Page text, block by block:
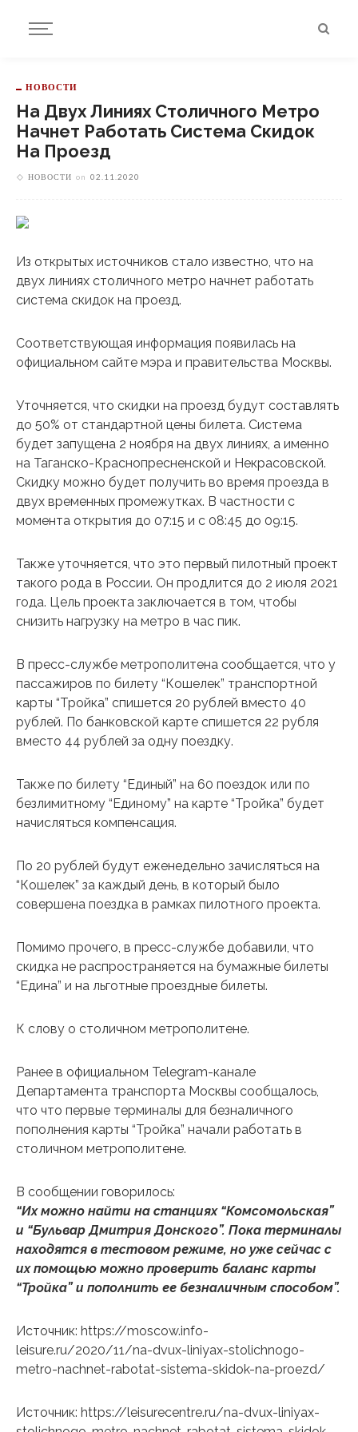
НОВОСТИ
На Двух Линиях Столичного Метро
Начнет Работать Система Скидок
На Проезд
НОВОСТИ on 02.11.2020
Из открытых источников стало известно, что на
двух линиях столичного метро начнет работать
система скидок на проезд.
Соответствующая информация появилась на
официальном сайте мэра и правительства Москвы.
Уточняется, что скидки на проезд будут составлять
до 50% от стандартной цены билета. Система
будет запущена 2 ноября на двух линиях, а именно
на Таганско-Краснопресненской и Некрасовской.
Скидку можно будет получить во время проезда в
двух временных промежутках. В частности с
момента открытия до 07:15 и с 08:45 до 09:15.
Также уточняется, что это первый пилотный проект
такого рода в России. Он продлится до 2 июля 2021
года. Цель проекта заключается в том, чтобы
снизить нагрузку на метро в час пик.
В пресс-службе метрополитена сообщается, что у
пассажиров по билету “Кошелек” транспортной
карты “Тройка” спишется 20 рублей вместо 40
рублей. По банковской карте спишется 22 рубля
вместо 44 рублей за одну поездку.
Также по билету “Единый” на 60 поездок или по
безлимитному “Единому” на карте “Тройка” будет
начисляться компенсация.
По 20 рублей будут еженедельно зачисляться на
“Кошелек” за каждый день, в который было
совершена поездка в рамках пилотного проекта.
Помимо прочего, в пресс-службе добавили, что
скидка не распространяется на бумажные билеты
“Едина” и на льготные проездные билеты.
К слову о столичном метрополитене.
Ранее в официальном Telegram-канале
Департамента транспорта Москвы сообщалось,
что что первые терминалы для безналичного
пополнения карты “Тройка” начали работать в
столичном метрополитене.
В сообщении говорилось:
“Их можно найти на станциях “Комсомольская”
и “Бульвар Дмитрия Донского”. Пока терминалы
находятся в тестовом режиме, но уже сейчас с
их помощью можно проверить баланс карты
“Тройка” и пополнить ее безналичным способом”.
Источник: https://moscow.info-
leisure.ru/2020/11/na-dvux-liniyax-stolichnogo-
metro-nachnet-rabotat-sistema-skidok-na-proezd/
Источник: https://leisurecentre.ru/na-dvux-liniyax-